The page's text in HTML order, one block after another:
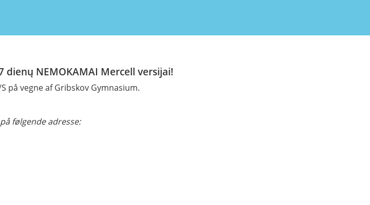
NEMOKAMAI Mercell versijai!
på vegne af Gribskov Gymnasium.
følgende adresse: